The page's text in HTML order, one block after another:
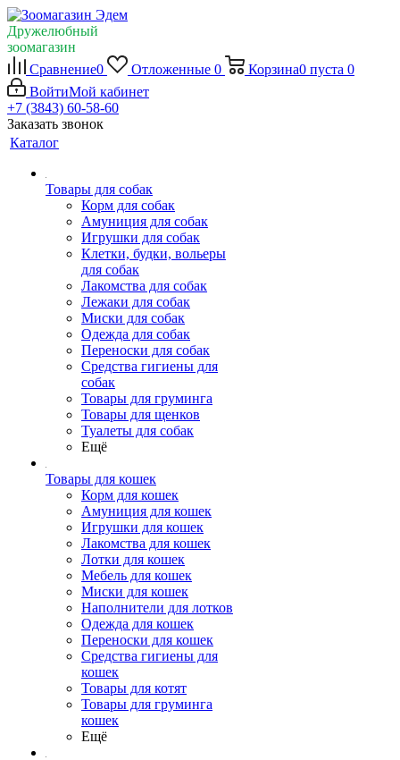
Дружелюбный
зоомагазин
Сравнение0 Отложенные 0 Корзина0 пуста 0
ВойтиМой кабинет
+7 (3843) 60-58-60
Заказать звонок
Каталог
Товары для собак
Корм для собак
Амуниция для собак
Игрушки для собак
Клетки, будки, вольеры
для собак
Лакомства для собак
Лежаки для собак
Миски для собак
Одежда для собак
Переноски для собак
Средства гигиены для
собак
Товары для груминга
Товары для щенков
Туалеты для собак
Ещё
Товары для кошек
Корм для кошек
Амуниция для кошек
Игрушки для кошек
Лакомства для кошек
Лотки для кошек
Мебель для кошек
Миски для кошек
Наполнители для лотков
Одежда для кошек
Переноски для кошек
Средства гигиены для
кошек
Товары для котят
Товары для груминга
кошек
Ещё